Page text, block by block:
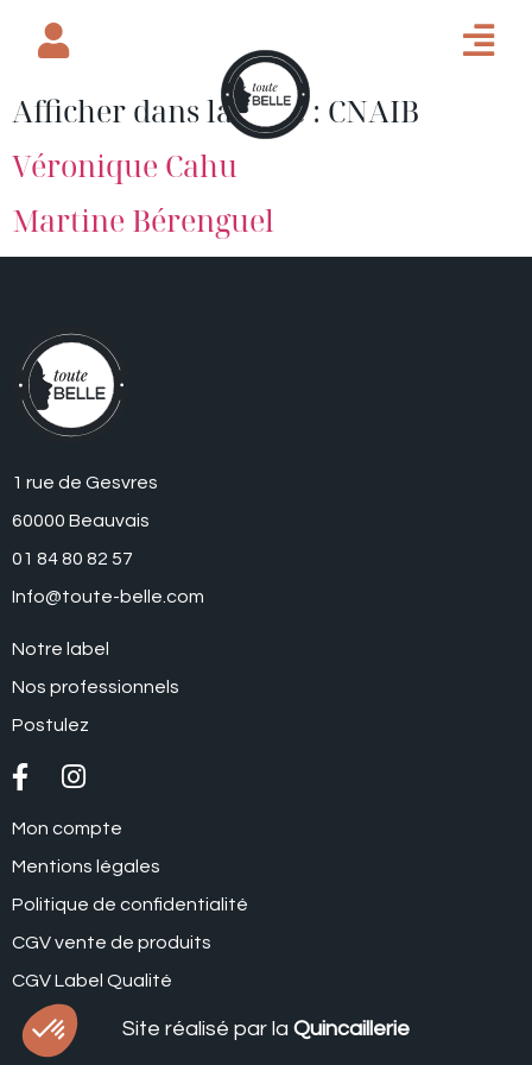
Afficher dans la page : CNAIB
Véronique Cahu
Martine Bérenguel
1 rue de Gesvres
60000 Beauvais
01 84 80 82 57
Info@toute-belle.com
Notre label
Nos professionnels
Postulez
Mon compte
Mentions légales
Politique de confidentialité
CGV vente de produits
CGV Label Qualité
Site réalisé par la Quincaillerie